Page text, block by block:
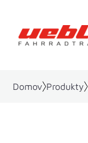
Domov Produkty